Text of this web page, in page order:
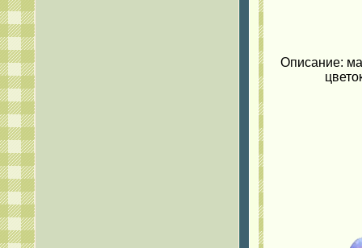
Описание: